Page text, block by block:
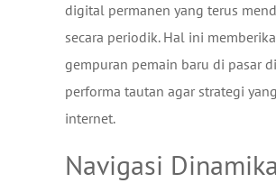
digital permanen yang terus
secara periodik. Hal ini
gempuran pemain baru di pasar
performa tautan agar strategi
internet.
Navigasi